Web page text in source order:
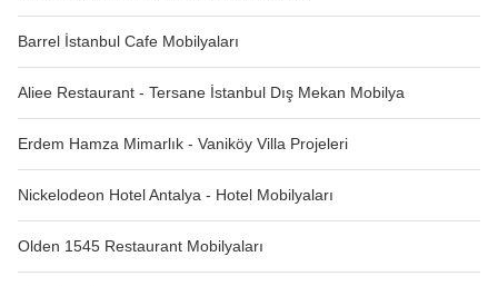
Barrel İstanbul Cafe Mobilyaları
Aliee Restaurant - Tersane İstanbul Dış Mekan Mobilya
Erdem Hamza Mimarlık - Vaniköy Villa Projeleri
Nickelodeon Hotel Antalya - Hotel Mobilyaları
Olden 1545 Restaurant Mobilyaları